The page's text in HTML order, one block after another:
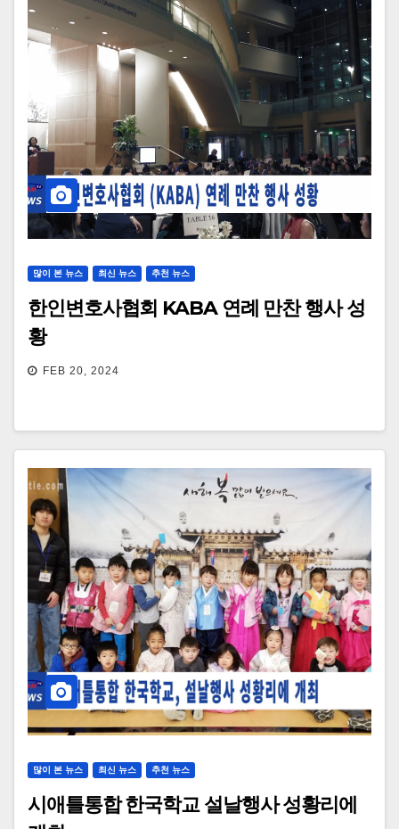
많이 본 뉴스 최신 뉴스 추천 뉴스
한인변호사협회 KABA 연례 만찬 행사 성
황
FEB 20, 2024
많이 본 뉴스 최신 뉴스 추천 뉴스
시애틀통합 한국학교 설날행사 성황리에